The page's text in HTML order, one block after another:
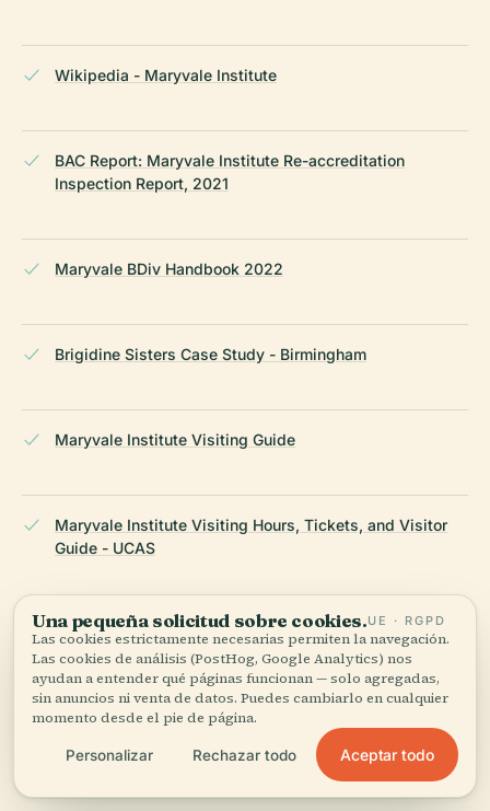
Wikipedia - Maryvale Institute
BAC Report: Maryvale Institute Re-accreditation
Inspection Report, 2021
Maryvale BDiv Handbook 2022
Brigidine Sisters Case Study - Birmingham
Maryvale Institute Visiting Guide
Maryvale Institute Visiting Hours, Tickets, and Visitor
Guide - UCAS
Diocese of Shrewsbury - Maryvale Degrees Information
Folder 2023
Archdiocese of Birmingham News - Exciting
Developments at Maryvale Institute
Una pequeña solicitud sobre cookies.UE · RGPD
Las cookies estrictamente necesarias permiten la navegación.
Las cookies de análisis (PostHog, Google Analytics) nos
ayudan a entender qué páginas funcionan — solo agregadas,
sin anuncios ni venta de datos. Puedes cambiarlo en cualquier
momento desde el pie de página.
Personalizar Rechazar todo Aceptar todo